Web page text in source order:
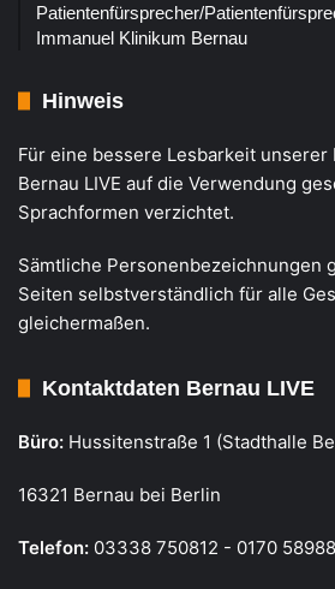
Patientenfürsprecher/
Immanuel Klinikum Bernau
Hinweis
Für eine bessere Lesbarkeit unserer
Bernau LIVE auf die Verwendung
Sprachformen verzichtet.
Sämtliche Personenbezeichnungen
Seiten selbstverständlich für alle
gleichermaßen.
Kontaktdaten Bernau LIVE
Büro: Hussitenstraße 1 (Stadthalle
16321 Bernau bei Berlin
Telefon: 03338 750812 - 0170